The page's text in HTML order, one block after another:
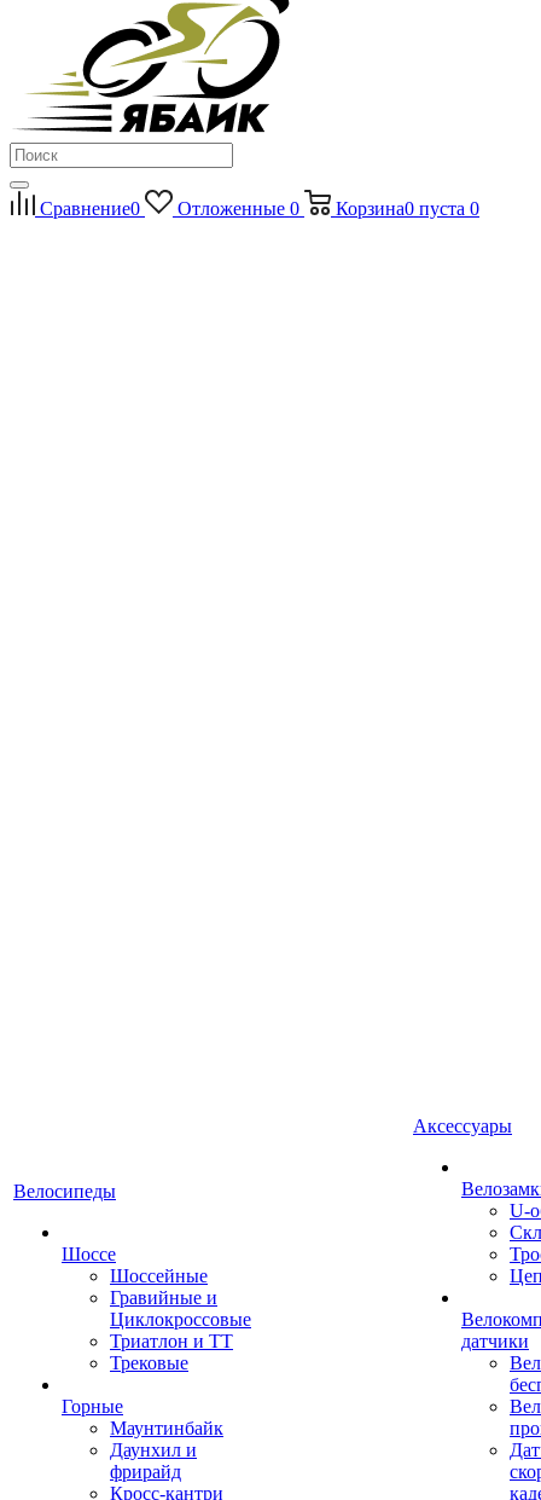
Сравнение0 Отложенные 0 Корзина0 пуста 0
Велосипеды
Шоссе
Шоссейные
Гравийные и
Циклокроссовые
Триатлон и ТТ
Трековые
Горные
Маунтинбайк
Даунхил и
фрирайд
Кросс-кантри
Аксессуары
U-
датчики